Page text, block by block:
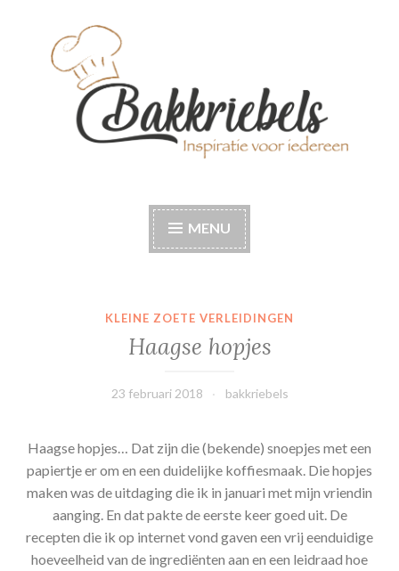
Bakkriebels
MENU
KLEINE ZOETE VERLEIDINGEN
Haagse hopjes
23 februari 2018 bakkriebels
Haagse hopjes… Dat zijn die (bekende) snoepjes met een
papiertje er om en een duidelijke koffiesmaak. Die hopjes
maken was de uitdaging die ik in januari met mijn vriendin
aanging. En dat pakte de eerste keer goed uit. De
recepten die ik op internet vond gaven een vrij eenduidige
hoeveelheid van de ingrediënten aan en een leidraad hoe